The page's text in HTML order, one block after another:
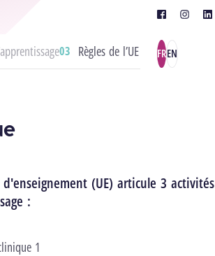
facebook
FREN
Règles de l’UE
(UE) articule 3 activités
:
1